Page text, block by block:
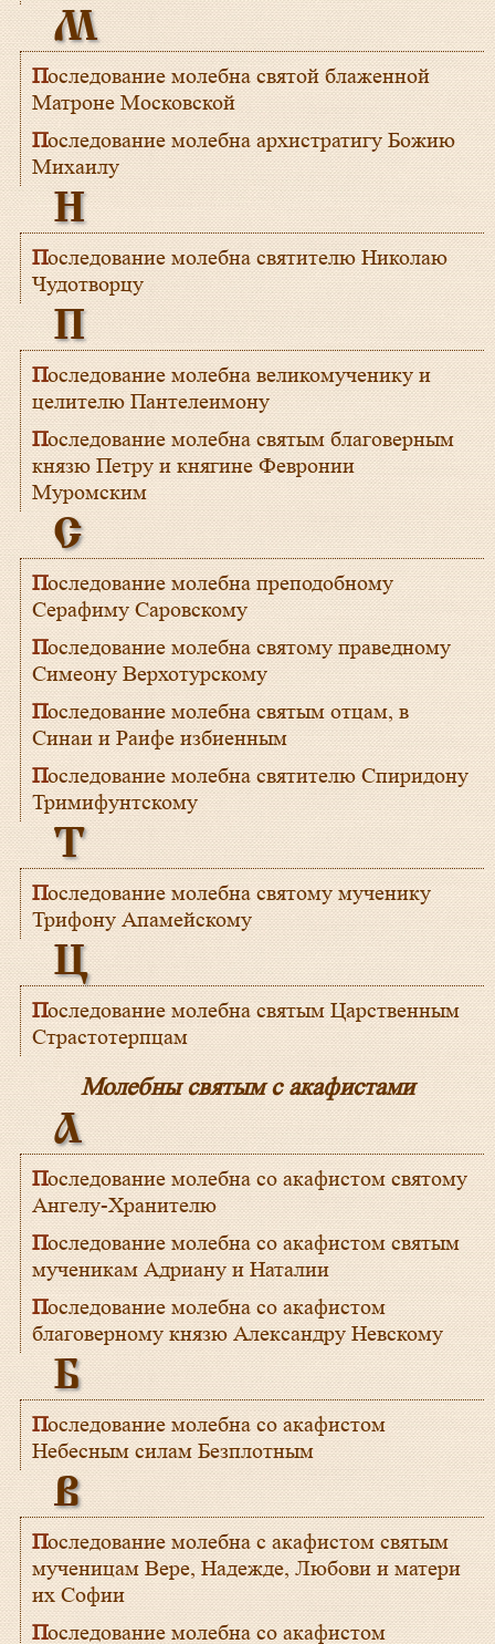
М
Последование молебна святой блаженной
Матроне Московской
Последование молебна архистратигу Божию
Михаилу
Н
Последование молебна святителю Николаю
Чудотворцу
П
Последование молебна великомученику и
целителю Пантелеимону
Последование молебна святым благоверным
князю Петру и княгине Февронии
Муромским
С
Последование молебна преподобному
Серафиму Саровскому
Последование молебна святому праведному
Симеону Верхотурскому
Последование молебна святым отцам, в
Синаи и Раифе избиенным
Последование молебна святителю Спиридону
Тримифунтскому
Т
Последование молебна святому мученику
Трифону Апамейскому
Ц
Последование молебна святым Царственным
Страстотерпцам
Молебны святым с акафистами
А
Последование молебна со акафистом святому
Ангелу-Хранителю
Последование молебна со акафистом святым
мученикам Адриану и Наталии
Последование молебна со акафистом
благоверному князю Александру Невскому
Б
Последование молебна со акафистом
Небесным силам Безплотным
В
Последование молебна с акафистом святым
мученицам Вере, Надежде, Любови и матери
их Софии
Последование молебна со акафистом